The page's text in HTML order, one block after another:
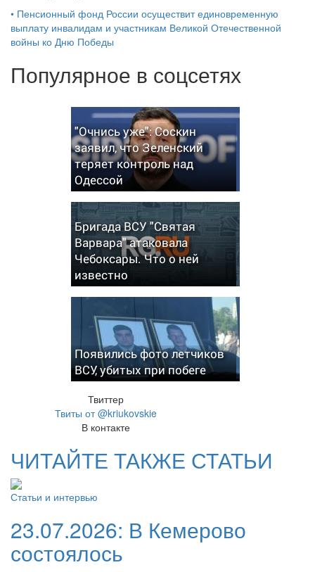
• Пенсионный фонд России осуществит единовременную
выплату инвалидам и участникам Великой Отечественной
войны ко Дню Победы
Популярное в соцсетях
"Очнись уже": Соскин
заявил, что Зеленский
теряет контроль над
Одессой
Бригада ВСУ "Святая
Варвара" атаковала
Чебоксары. Что о ней
известно
Появились фото летчиков
ВСУ, убитых при побеге
Твиттер
Твиты от @kriukovskie
В контакте
ЧИТАЙТЕ ТАКЖЕ СТАТЬИ
Статьи и интервью
23.07.2026: В Кемерово
состоялось